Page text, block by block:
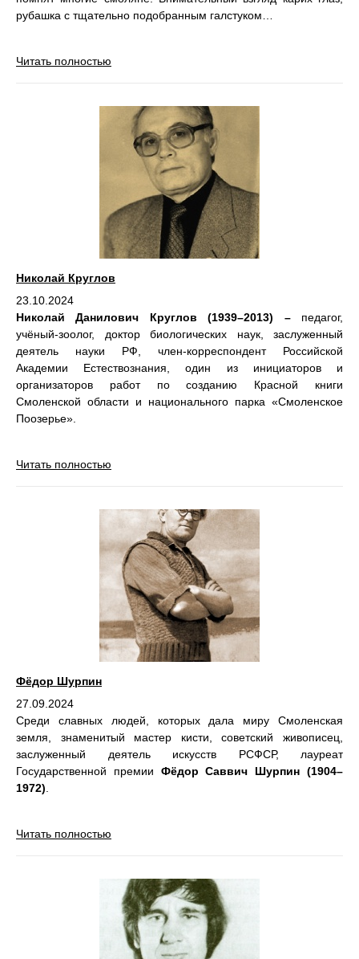
рубашка с тщательно подобранным галстуком…
Читать полностью
Николай Круглов
23.10.2024
Николай Данилович Круглов (1939–2013) –педагог,
учёный-зоолог, доктор биологических наук, заслуженный
деятель науки РФ, член-корреспондент Российской
Академии Естествознания, один из инициаторов и
организаторов работ по созданию Красной книги
Смоленской области и национального парка «Смоленское
Поозерье».
Читать полностью
Фёдор Шурпин
27.09.2024
Среди славных людей, которых дала миру Смоленская
земля, знаменитый мастер кисти, советский живописец,
заслуженный деятель искусств РСФСР, лауреат
Государственной премии Фёдор Саввич Шурпин (1904–
1972)
Читать полностью